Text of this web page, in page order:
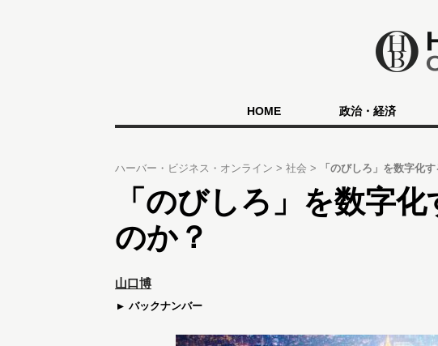
HOME 政治・経済
ハーバー・ビジネス・オンライン 社会 「のびしろ」を数字化
「のびしろ」を数字
のか？
山口博
バックナンバー